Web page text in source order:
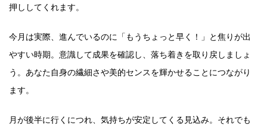
押ししてくれます。
今月は実際、進んでいるのに「もうちょっと早く！」と焦りが出
やすい時期。意識して成果を確認し、落ち着きを取り戻しましょ
う。あなた自身の繊細さや美的センスを輝かせることにつながり
ます。
月が後半に行くにつれ、気持ちが安定してくる見込み。それでも